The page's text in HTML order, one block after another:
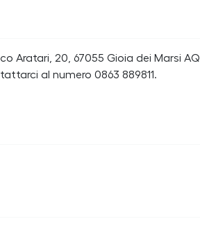
Aratari, 20, 67055 Gioia dei Marsi AQ,
al numero 0863 889811.